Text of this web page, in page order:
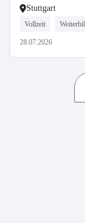
Stuttgart
Vollzeit
28.07.2026